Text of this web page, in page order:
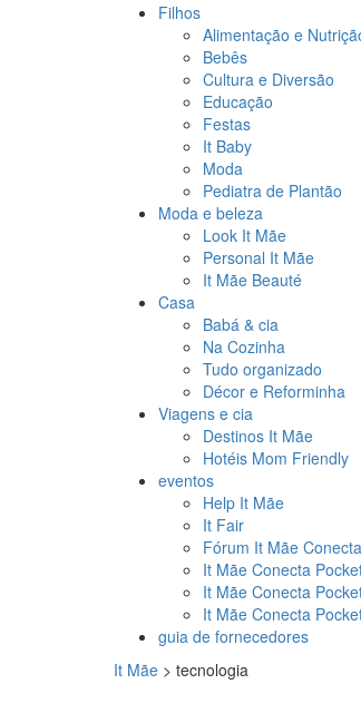
Filhos
Alimentação e
Bebês
Cultura e Diversão
Educação
Festas
It Baby
Moda
Pediatra de Plantão
Moda e beleza
Look It Mãe
Personal It Mãe
It Mãe Beauté
Casa
Babá & cia
Na Cozinha
Tudo organizado
Décor e Reforminha
Viagens e cia
Destinos It Mãe
Hotéis Mom Friendly
eventos
Help It Mãe
It Fair
Fórum It Mãe Conecta
It Mãe Conecta
It Mãe Conecta
It Mãe Conecta
guia de fornecedores
It Mãe > tecnologia